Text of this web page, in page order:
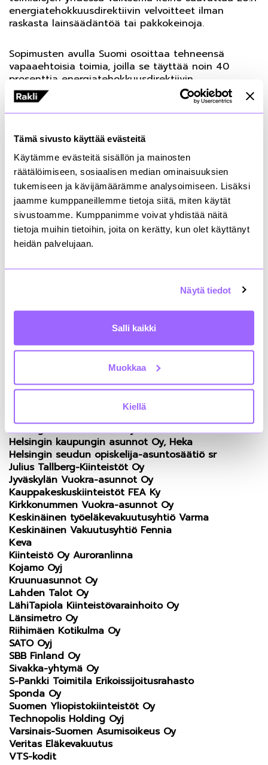
Tämä sivusto käyttää evästeitä
Käytämme evästeitä sisällön ja mainosten
räätälöimiseen, sosiaalisen median ominaisuuksien
tukemiseen ja kävijämäärämme analysoimiseen. Lisäksi
jaamme kumppaneillemme tietoja siitä, miten käytät
sivustoamme. Kumppanimme voivat yhdistää näitä
tietoja muihin tietoihin, joita on kerätty, kun olet käyttänyt
heidän palvelujaan.
Näytä tiedot
Salli kaikki
Muokkaa
Kiellä
energiatehokkuusdirektiivin velvoitteet ilman
raskasta lainsäädäntöä tai pakkokeinoja.
Sopimusten avulla Suomi osoittaa tehneensä
vapaaehtoisia toimia, joilla se täyttää noin 40
prosenttia energiatehokkuusdirektiivin
toimenpanokaudella 2021-2030 sen 8 artiklan
mukaisesta sitovasta kansallisesta
energiansäästövelvoitteesta.
”Sopimustoiminnan laaja kattavuus on edellytys,
jotta voimme osoittaa näillä vapaaehtoisilla toimilla
täyttävämme energiatehokkuusdirektiivin
asettamat sitovat kansalliset tavoitteet. Mukana on
jo iso joukko organisaatioita, mutta
sopimuskaudella toivotaan vielä monen lähtevän
mukaan tähän tärkeään työhön”, sanooAija Tasa
Raklista.
opastusta sekä suuren vertaisverkoston avun
sopimuksen tavoitteiden saavuttamiseksi.
Kiinteistöalan energiatehokkuussopimuksen
toimenpideohjelmiin liittyneet toimijat:
Amplus Holding Oy
Asuntosäätiön Asumisoikeus Oy
Fokus Nordic Finland Oy
Erikoissijoitusrahasto Mandatum AM Suomi
Helsingin Asumisoikeus Oy
Helsingin kaupungin asunnot Oy, Heka
Helsingin seudun opiskelija-asuntosäätiö sr
Julius Tallberg-Kiinteistöt Oy
Jyväskylän Vuokra-asunnot Oy
Kauppakeskuskiinteistöt FEA Ky
Kirkkonummen Vuokra-asunnot Oy
Keskinäinen työeläkevakuutusyhtiö Varma
Keskinäinen Vakuutusyhtiö Fennia
Keva
Kiinteistö Oy Auroranlinna
Kojamo Oyj
Kruunuasunnot Oy
Lahden Talot Oy
LähiTapiola Kiinteistövarainhoito Oy
Länsimetro Oy
Riihimäen Kotikulma Oy
SATO Oyj
SBB Finland Oy
Sivakka-yhtymä Oy
S-Pankki Toimitila Erikoissijoitusrahasto
Sponda Oy
Suomen Yliopistokiinteistöt Oy
Technopolis Holding Oyj
Varsinais-Suomen Asumisoikeus Oy
Veritas Eläkevakuutus
VTS-kodit